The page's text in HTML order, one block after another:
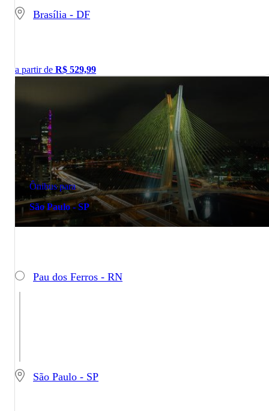
Brasília - DF
a partir de R$ 529,99
Ônibus para
São Paulo - SP
Pau dos Ferros - RN
São Paulo - SP